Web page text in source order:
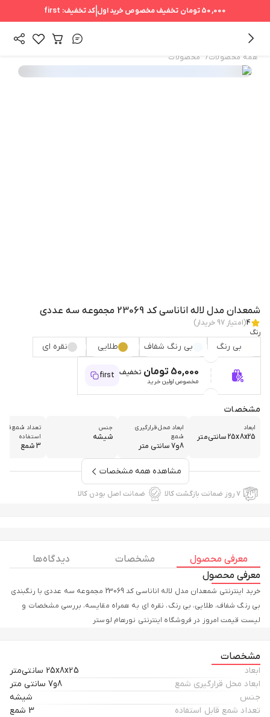
50,000 تومان تخفیف مخصوص خرید اول کد تخفیف: first
همه محصولات/ محصولات
شمعدان مدل لاله اناناسی کد 23069 مجموعه سه عددی
4(امتیاز 97 خریدار)
رنگ
بی رنگ بی رنگ شفاف طلایی نقره ای
50,000 تومان تخفیف
مخصوص اولین خرید
first
مشخصات
ابعاد
25x8x25 سانتی‌متر
ابعاد محل قرارگیری
شمع
8و7 سانتی متر
جنس
شیشه
تعداد شمع قابل
استفاده
3 شمع
مشاهده همه مشخصات
۷ روز ضمانت بازگشت کالا ضمانت اصل بودن کالا
معرفی محصول مشخصات
دیدگاه ها
معرفی محصول
خرید اینترنتی شمعدان مدل لاله اناناسی کد 23069 مجموعه سه عددی با رنگبندی
بی رنگ شفاف، طلایی، بی رنگ، نقره ای به همراه مقایسه، بررسی مشخصات و
لیست قیمت امروز در فروشگاه اینترنتی نورهام لوستر
مشخصات
ابعاد
25x8x25 سانتی‌متر
ابعاد محل قرارگیری شمع
8و7 سانتی متر
جنس
شیشه
تعداد شمع قابل استفاده
3 شمع